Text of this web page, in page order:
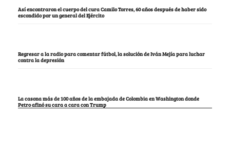
Así encontraron el cuerpo del cura Camilo Torres, 60 años después de haber sido
escondido por un general del Ejército
Regresar a la radio para comentar fútbol, la solución de Iván Mejía para luchar
contra la depresión
La casona más de 100 años de la embajada de Colombia en Washington donde
Petro afinó su cara a cara con Trump